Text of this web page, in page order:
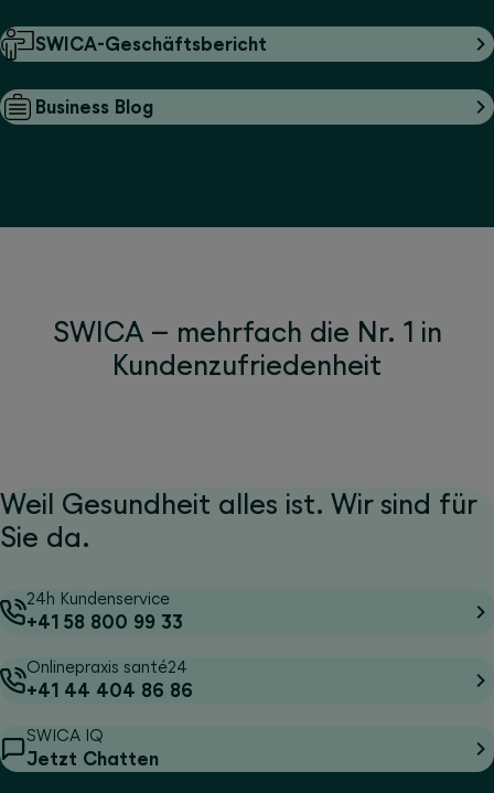
SWICA-Geschäftsbericht
Business Blog
SWICA – mehrfach die Nr. 1 in
Kundenzufriedenheit
Weil Gesundheit alles ist. Wir sind für
Sie da.
24h Kundenservice
+41 58 800 99 33
Onlinepraxis santé24
+41 44 404 86 86
SWICA IQ
Jetzt Chatten